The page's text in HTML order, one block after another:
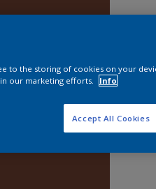
to the storing of cookies on your
in our marketing efforts.
Info
Accept All Cookies